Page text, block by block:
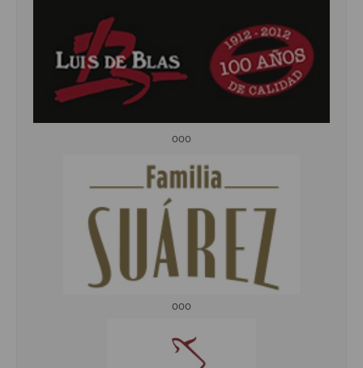
ooo
ooo